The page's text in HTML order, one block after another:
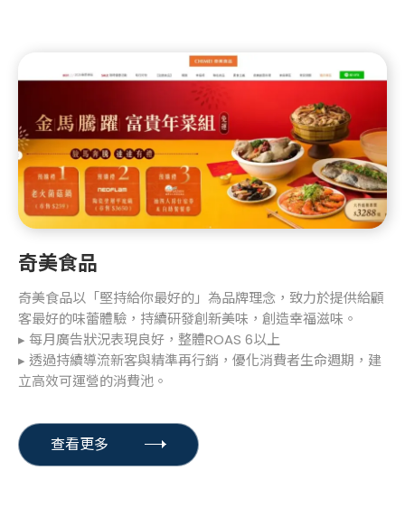
奇美食品
奇美食品以「堅持給你最好的」為品牌理念，致力於提供給顧
客最好的味蕾體驗，持續研發創新美味，創造幸福滋味。
▸ 每月廣告狀況表現良好，整體ROAS 6以上
▸ 透過持續導流新客與精準再行銷，優化消費者生命週期，建
立高效可運營的消費池。
查看更多